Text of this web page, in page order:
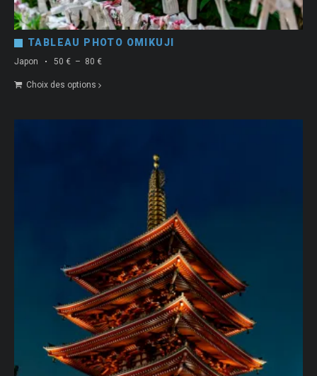
TABLEAU PHOTO OMIKUJI
Japon
Choix des options
50 € – 80 €Plage